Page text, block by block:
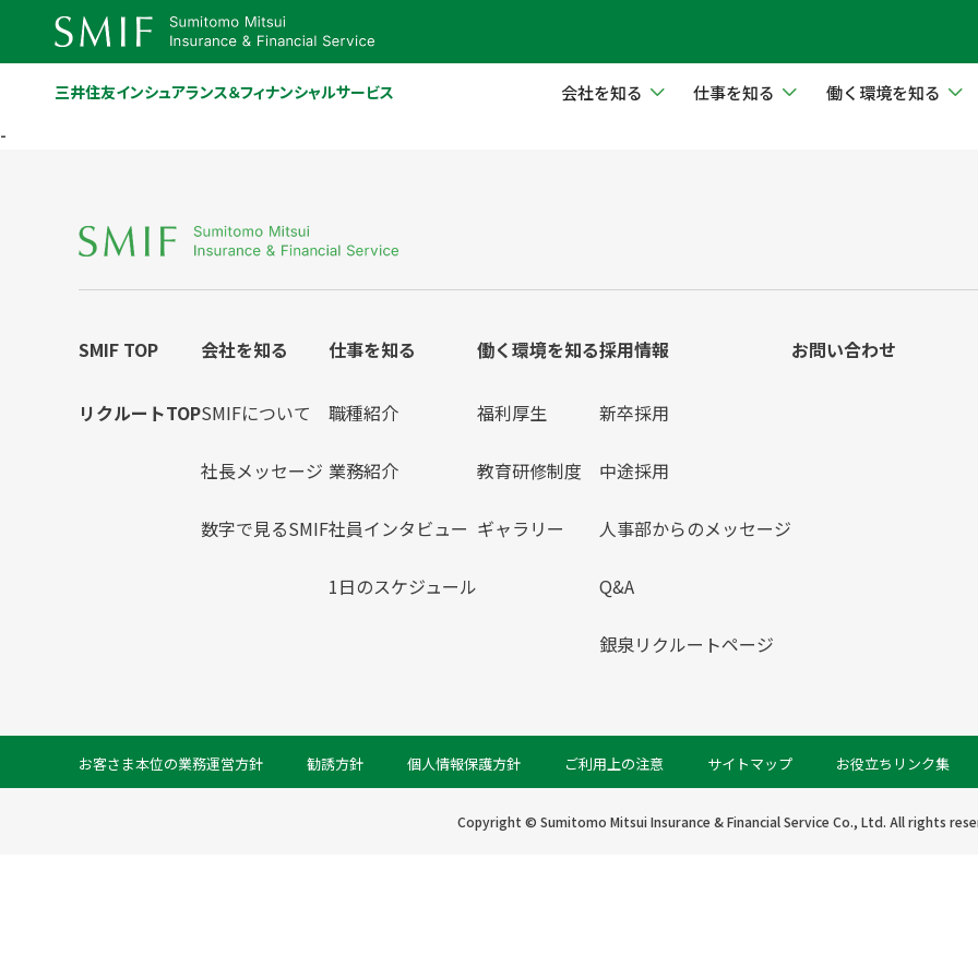
三井住友インシュアランス＆フィナンシャルサービス 会社を知る 仕事を知る 働く環境を知る
-
SMIF TOP
リクルートTOP
会社を知る
SMIFについて
社長メッセージ
数字で見るSMIF
仕事を知る
職種紹介
業務紹介
社員インタビュー
1日のスケジュール
働く環境を知る
福利厚生
教育研修制度
ギャラリー
採用情報
新卒採用
中途採用
人事部からのメッセージ
Q&A
銀泉リクルートページ
お問い合わせ
お客さま本位の業務運営方針 勧誘方針 個人情報保護方針 ご利用上の注意 サイトマップ お役立ちリンク集
Copyright © Sumitomo Mitsui Insurance & Financial Service Co., Ltd. All rights